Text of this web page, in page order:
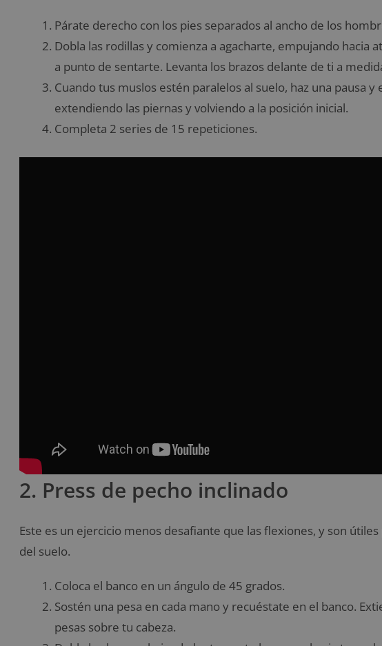
Párate derecho con los pies separados al ancho de los
Dobla las rodillas y comienza a agacharte, empujando hacia
a punto de sentarte. Levanta los brazos delante de ti a
Cuando tus muslos estén paralelos al suelo, haz una pausa
extendiendo las piernas y volviendo a la posición inicial.
Completa 2 series de 15 repeticiones.
2. Press de pecho inclinado
Este es un ejercicio menos desafiante que las flexiones, y son
del suelo.
Coloca el banco en un ángulo de 45 grados.
Sostén una pesa en cada mano y recuéstate en el banco.
pesas sobre tu cabeza.